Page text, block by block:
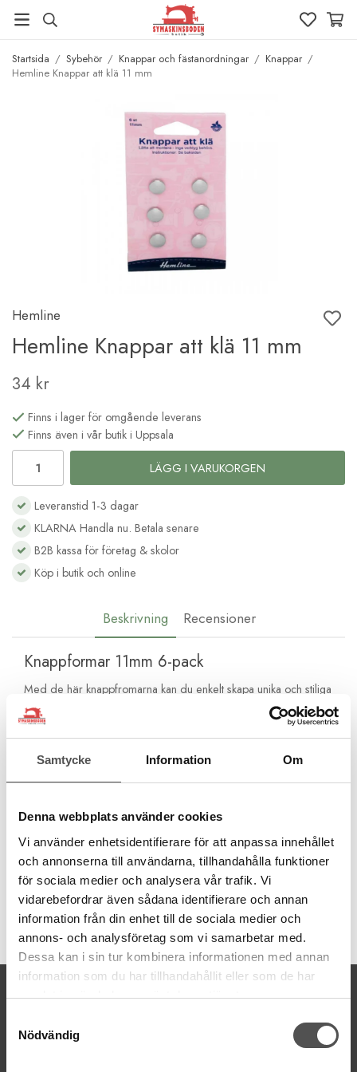
Samtycke Information Om
Denna webbplats använder cookies
Vi använder enhetsidentifierare för att anpassa innehållet
och annonserna till användarna, tillhandahålla funktioner
för sociala medier och analysera vår trafik. Vi
vidarebefordrar även sådana identifierare och annan
information från din enhet till de sociala medier och
annons- och analysföretag som vi samarbetar med.
Dessa kan i sin tur kombinera informationen med annan
information som du har tillhandahållit eller som de har
samlat in när du har använt deras tjänster.
Nödvändig
Startsida / Sybehör / Knappar och fästanordningar / Knappar /
Hemline Knappar att klä 11 mm
Hemline
Hemline Knappar att klä 11 mm
34 kr
Finns i lager för omgående leverans
Finns även i vår butik i Uppsala
LÄGG I VARUKORGEN
Leveranstid 1-3 dagar
KLARNA Handla nu. Betala senare
B2B kassa för företag & skolor
Köp i butik och online
Beskrivning Recensioner
Knappformar 11mm 6-pack
Med de här knappfromarna kan du enkelt skapa unika och stiliga
knappar som matchar ditt tyg perfekt. Det behövs inget verktyg,
bara klä dem med ditt favorittyg och tryck fast!
annat skjortor, blusar, klänningar. På baksidan av förpackningen
egna designade plagg, så är klädda knappar både enkelt och
Innehåller 6 knappar att klä i storlek 11mm.
H4731100
Mailsvar inom 24 timmar